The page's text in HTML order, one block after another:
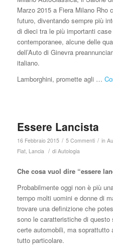
Marzo 2015 a Fiera Milano Rho
futuro, diventando sempre più
di dieci tra le più importanti
contemporanee, alcune delle
dell’Auto di Ginevra
italiano.
Lamborghini, promette agli …
Essere Lancista
16 Febbraio 2015 / 5 Commenti / in
Fiat, Lancia / di Autologia
Che cosa vuol dire “essere
Probabilmente oggi non è più
tempo molti uomini e donne di
trovare una definizione che
sono le caratteristiche di
certe automobili, ma soprattutto
tutto particolare.